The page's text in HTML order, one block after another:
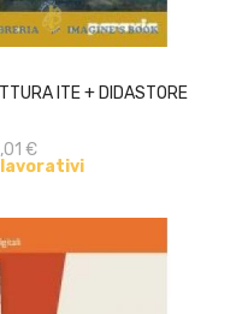
ITE + DIDASTORE
€
lavorativi